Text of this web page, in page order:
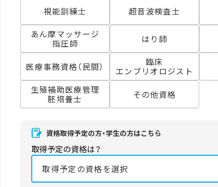
視能訓練士 超音波検査士
あん摩マッサージ
指圧師 はり師
医療事務資格（民間） 臨床
エンブリオロジスト
生殖補助医療管理
胚培養士 その他資格
資格取得予定の方・学生の方はこちら
取得予定の資格は？